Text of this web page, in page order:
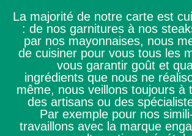
La majorité de notre carte est
: de nos garnitures à nos
par nos mayonnaises, nous
de cuisiner pour vous tous les
vous garantir goût et
ingrédients que nous ne
même, nous veillons toujours à
des artisans ou des
Par exemple pour nos
travaillons avec la marque